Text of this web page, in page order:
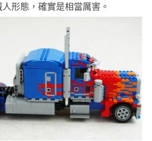
形態，確實是相當厲害。